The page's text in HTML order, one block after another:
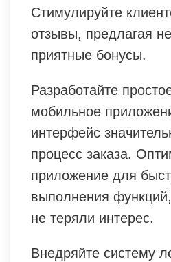
Стимулируйте
отзывы, предлагая
приятные бонусы.
Разработайте
мобильное
интерфейс
процесс заказа.
приложение для
выполнения
не теряли интерес.
Внедряйте систему